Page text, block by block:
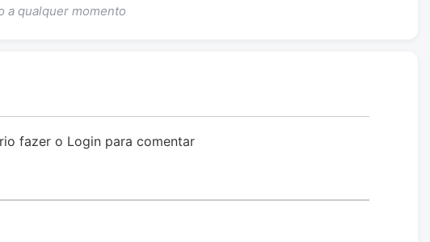
a qualquer momento
fazer o Login para comentar